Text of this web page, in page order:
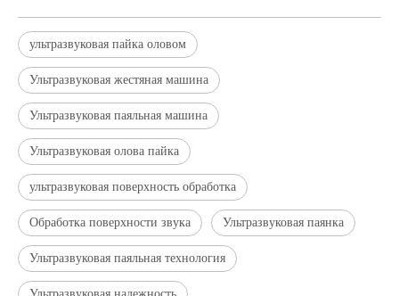
ультразвуковая пайка оловом
Ультразвуковая жестяная машина
Ультразвуковая паяльная машина
Ультразвуковая олова пайка
ультразвуковая поверхность обработка
Обработка поверхности звука Ультразвуковая паянка
Ультразвуковая паяльная технология